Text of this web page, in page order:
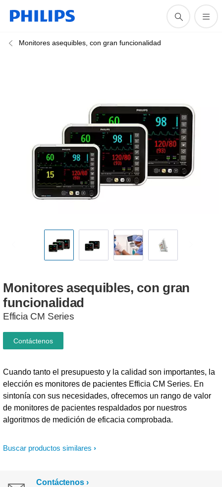
Monitores asequibles, con gran funcionalidad
Monitores asequibles, con gran
funcionalidad
Efficia CM Series
Buscar productos similares
Cuando tanto el presupuesto y la calidad son importantes, la
elección es monitores de pacientes Efficia CM Series. En
sintonía con sus necesidades, ofrecemos un rango de valor
de monitores de pacientes respaldados por nuestros
algoritmos de medición de eficacia comprobada.
Contáctenos
Contáctenos